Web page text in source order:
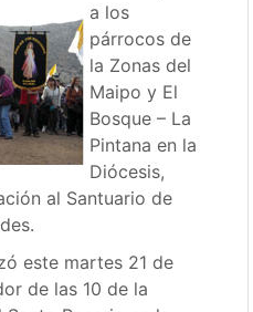
a los
párrocos de
la Zonas del
Maipo y El
Bosque – La
Pintana en la
Diócesis,
al Santuario de
este martes 21 de
de las 10 de la